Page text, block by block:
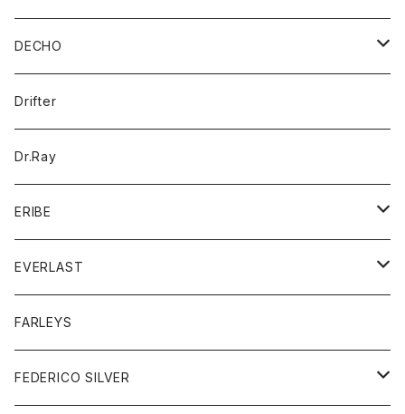
Tシャツ
パーカー
カードケース
バッグ
アウター
コート
ジャケット
アクセサリー
バッグ
キッズ
シャツ
Tシャツ
グッズ
帽子
トップス
シャツ
セーター
ボトム
ショートパンツ
レディース
DECHO
帽子
Drifter
Dr.Ray
ERIBE
ニット
EVERLAST
トップス
ジャケット
ボトム
FARLEYS
FEDERICO SILVER